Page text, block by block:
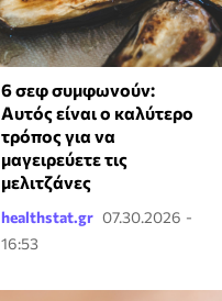
6 σεφ συμφωνούν:
Αυτός είναι ο καλύτερο
τρόπος για να
μαγειρεύετε τις
μελιτζάνες
healthstat.gr 07.30.2026 -
16:53